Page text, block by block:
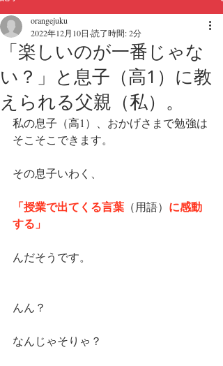
「楽しいのが一番じゃな
い？」と息子（高1）に教
えられる父親（私）。
orangejuku
2022年12月10日 読了時間: 2分
私の息子（高1）、おかげさまで勉強は
そこそこできます。
その息子いわく、
「授業で出てくる言葉 （用語） に感動
する」
んだそうです。
んん？
なんじゃそりゃ？